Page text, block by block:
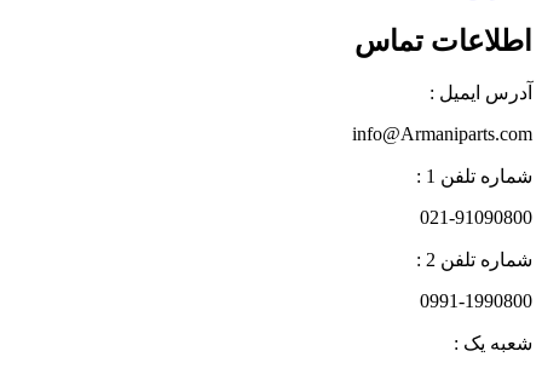
اطلاعات تماس
آدرس ایمیل :
info@Armaniparts.com
شماره تلفن 1 :
021-91090800
شماره تلفن 2 :
0991-1990800
شعبه یک :